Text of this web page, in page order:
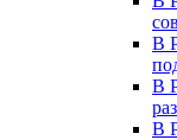
В
В
В